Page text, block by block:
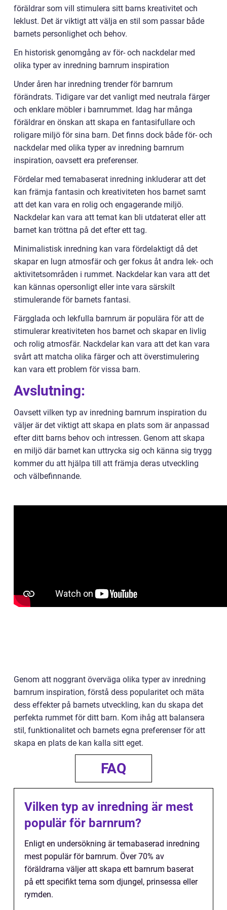
föräldrar som vill stimulera sitt barns kreativitet och
leklust. Det är viktigt att välja en stil som passar både
barnets personlighet och behov.
En historisk genomgång av för- och nackdelar med
olika typer av inredning barnrum inspiration
Under åren har inredning trender för barnrum
förändrats. Tidigare var det vanligt med neutrala färger
och enklare möbler i barnrummet. Idag har många
föräldrar en önskan att skapa en fantasifullare och
roligare miljö för sina barn. Det finns dock både för- och
nackdelar med olika typer av inredning barnrum
inspiration, oavsett era preferenser.
Fördelar med temabaserat inredning inkluderar att det
kan främja fantasin och kreativiteten hos barnet samt
att det kan vara en rolig och engagerande miljö.
Nackdelar kan vara att temat kan bli utdaterat eller att
barnet kan tröttna på det efter ett tag.
Minimalistisk inredning kan vara fördelaktigt då det
skapar en lugn atmosfär och ger fokus åt andra lek- och
aktivitetsområden i rummet. Nackdelar kan vara att det
kan kännas opersonligt eller inte vara särskilt
stimulerande för barnets fantasi.
Färgglada och lekfulla barnrum är populära för att de
stimulerar kreativiteten hos barnet och skapar en livlig
och rolig atmosfär. Nackdelar kan vara att det kan vara
svårt att matcha olika färger och att överstimulering
kan vara ett problem för vissa barn.
Avslutning:
Oavsett vilken typ av inredning barnrum inspiration du
väljer är det viktigt att skapa en plats som är anpassad
efter ditt barns behov och intressen. Genom att skapa
en miljö där barnet kan uttrycka sig och känna sig trygg
kommer du att hjälpa till att främja deras utveckling
och välbefinnande.
Genom att noggrant överväga olika typer av inredning
barnrum inspiration, förstå dess popularitet och mäta
dess effekter på barnets utveckling, kan du skapa det
perfekta rummet för ditt barn. Kom ihåg att balansera
stil, funktionalitet och barnets egna preferenser för att
skapa en plats de kan kalla sitt eget.
FAQ
Vilken typ av inredning är mest
populär för barnrum?
Enligt en undersökning är temabaserad inredning
mest populär för barnrum. Över 70% av
föräldrarna väljer att skapa ett barnrum baserat
på ett specifikt tema som djungel, prinsessa eller
rymden.